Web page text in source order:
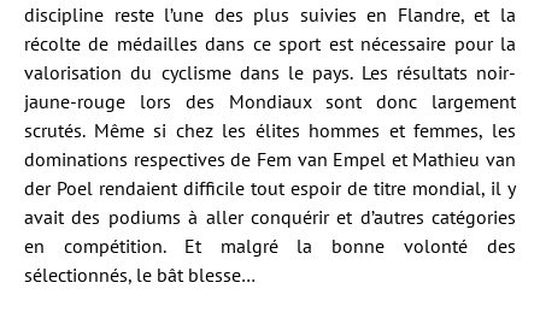
discipline reste l’une des plus suivies en Flandre, et la
récolte de médailles dans ce sport est nécessaire pour la
valorisation du cyclisme dans le pays. Les résultats noir-
jaune-rouge lors des Mondiaux sont donc largement
scrutés. Même si chez les élites hommes et femmes, les
dominations respectives de Fem van Empel et Mathieu van
der Poel rendaient difficile tout espoir de titre mondial, il y
avait des podiums à aller conquérir et d’autres catégories
en compétition. Et malgré la bonne volonté des
sélectionnés, le bât blesse…